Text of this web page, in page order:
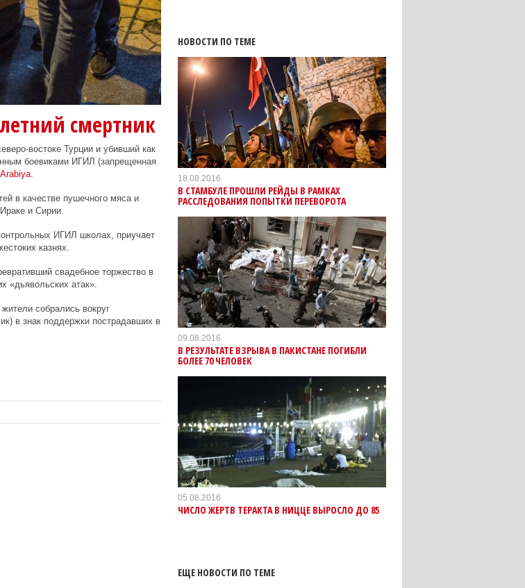
смертник
востоке Турции и убивший как
боевиками ИГИЛ (запрещенная
Arabiya.
в качестве пушечного мяса и
и Сирии.
ИГИЛ школах, приучает
казнях.
свадебное торжество в
«дьявольских атак».
собрались вокруг
в знак поддержки пострадавших в
НОВОСТИ ПО ТЕМЕ
18.08.2016
В СТАМБУЛЕ ПРОШЛИ РЕЙДЫ В РАМКАХ
РАССЛЕДОВАНИЯ ПОПЫТКИ ПЕРЕВОРОТА
09.08.2016
В РЕЗУЛЬТАТЕ ВЗРЫВА В ПАКИСТАНЕ ПОГИБЛИ
БОЛЕЕ 70 ЧЕЛОВЕК
05.08.2016
ЧИСЛО ЖЕРТВ ТЕРАКТА В НИЦЦЕ ВЫРОСЛО ДО 85
ЕЩЕ НОВОСТИ ПО ТЕМЕ